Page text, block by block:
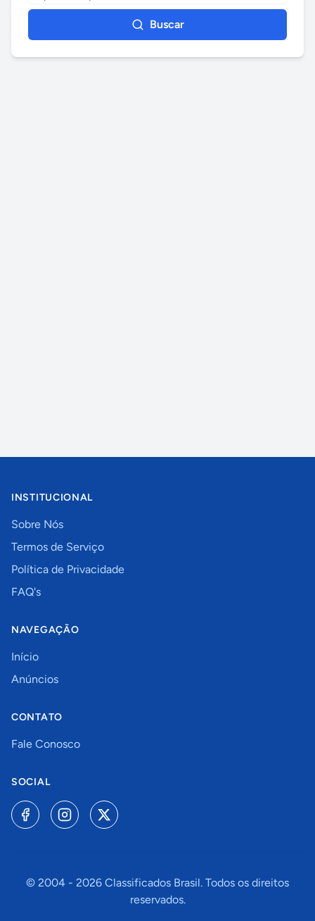
Buscar
INSTITUCIONAL
Sobre Nós
Termos de Serviço
Política de Privacidade
FAQ's
NAVEGAÇÃO
Início
Anúncios
CONTATO
Fale Conosco
SOCIAL
© 2004 - 2026 Classificados Brasil. Todos os direitos
reservados.